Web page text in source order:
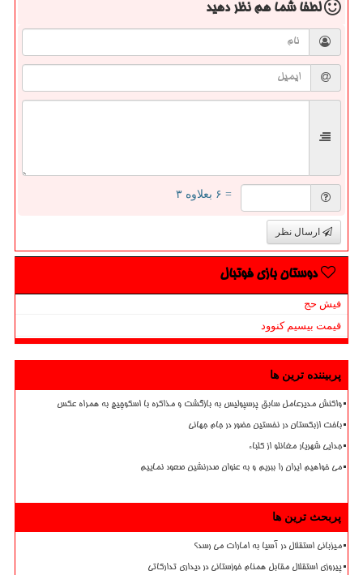
لطفا شما همنظر دهید
= ۶ بعلاوه ۳
ارسال نظر
دوستان بازی فوتبال
فیش حج
قیمت بیسیم کنوود
پربیننده ترین ها
واکنش مدیرعامل سابق پرسپولیس به بازگشت و مذاکره با اسکوچیچ به همراه عکس
باخت ازبکستان در نخستین حضور در جام جهانی
جدایی شهریار مغانلو از کلباء
می خواهیم ایران را ببریم و به عنوان صدرنشین صعود نماییم
پربحث ترین ها
میزبانی استقلال در آسیا به امارات می رسد؟
پیروزی استقلال مقابل همنام خوزستانی در دیداری تدارکاتی